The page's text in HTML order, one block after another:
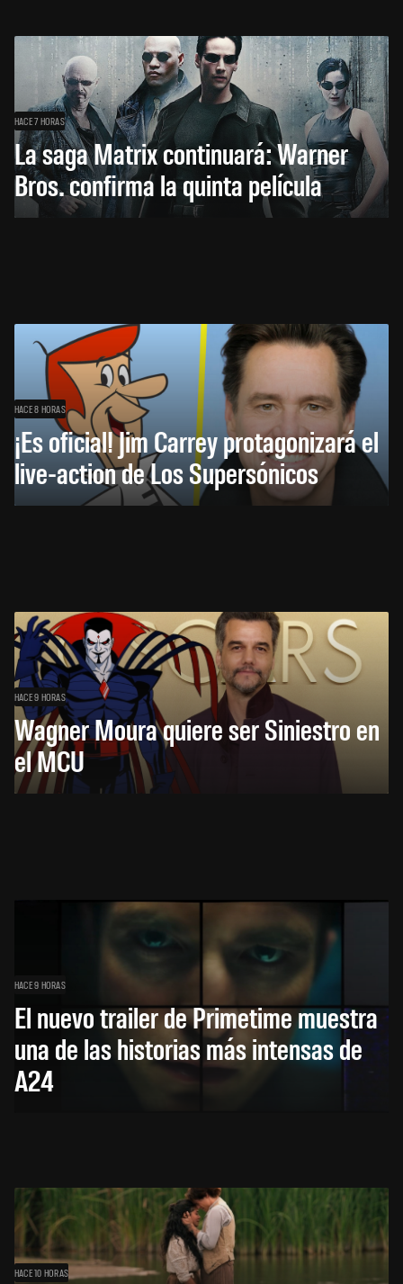
HACE 7 HORAS
La saga Matrix continuará: Warner
Bros. confirma la quinta película
HACE 8 HORAS
¡Es oficial! Jim Carrey protagonizará el
live-action de Los Supersónicos
HACE 9 HORAS
Wagner Moura quiere ser Siniestro en
el MCU
HACE 9 HORAS
El nuevo trailer de Primetime muestra
una de las historias más intensas de
A24
HACE 10 HORAS